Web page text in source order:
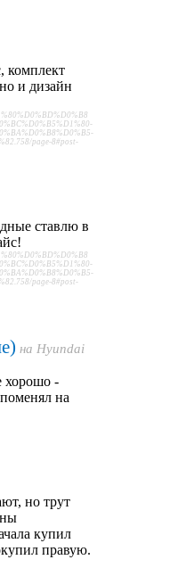
комплект
и дизайн
page-8#post-
ставлю в
page-8#post-
на Hyundai
хорошо -
на
но трут
купил
правую.